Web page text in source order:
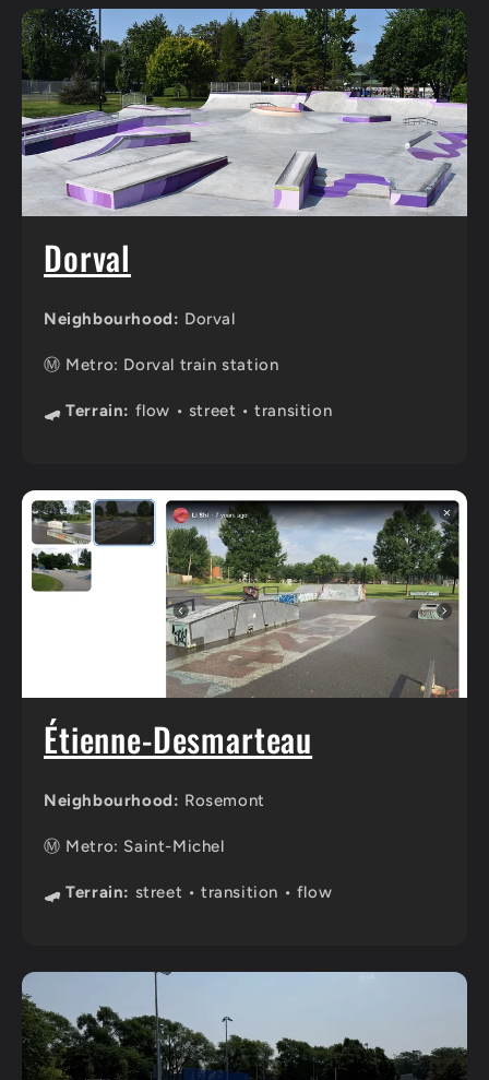
Dorval
Neighbourhood: Dorval
Ⓜ️ Metro: Dorval train station
🛹 Terrain: flow • street • transition
Étienne-Desmarteau
Neighbourhood: Rosemont
Ⓜ️ Metro: Saint-Michel
🛹 Terrain: street • transition • flow